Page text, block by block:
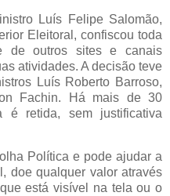
Luís Felipe Salomão,
Eleitoral, confiscou toda
de outros sites e canais
atividades. A decisão teve
Luís Roberto Barroso,
Fachin. Há mais de 30
é retida, sem justificativa
Política e pode ajudar a
doe qualquer valor através
está visível na tela ou o